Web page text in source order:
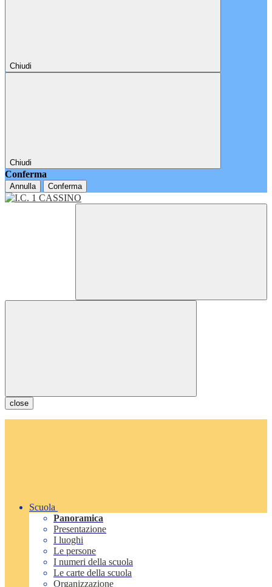
Chiudi
Chiudi
Conferma
Annulla Conferma
close
Scuola
Panoramica
Presentazione
I luoghi
Le persone
I numeri della scuola
Le carte della scuola
Organizzazione